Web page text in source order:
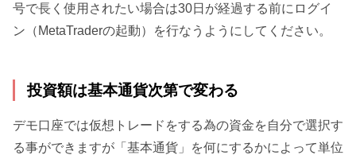
号で長く使用されたい場合は30日が経過する前にログイ
ン（MetaTraderの起動）を行なうようにしてください。
投資額は基本通貨次第で変わる
デモ口座では仮想トレードをする為の資金を自分で選択す
る事ができますが「基本通貨」を何にするかによって単位